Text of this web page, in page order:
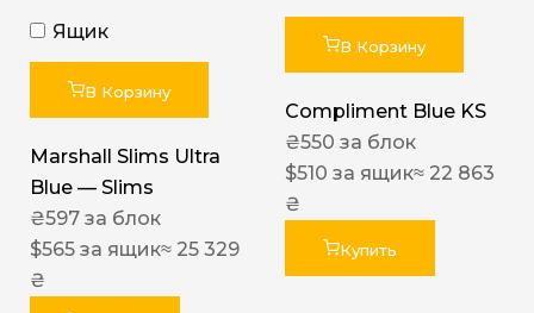
Ящик
В Корзину
Marshall Slims Ultra
Blue — Slims
₴597 за блок
$565 за ящик≈ 25 329
₴
В Корзину
Compliment Blue KS
₴550 за блок
$510 за ящик≈ 22 863
₴
Купить